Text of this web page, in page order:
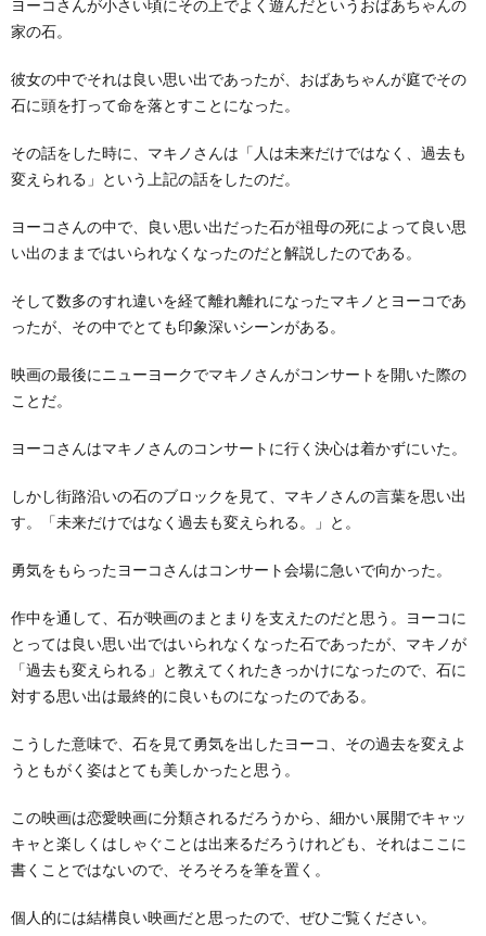
ヨーコさんが小さい頃にその上でよく遊んだというおばあちゃんの
家の石。
彼女の中でそれは良い思い出であったが、おばあちゃんが庭でその
石に頭を打って命を落とすことになった。
その話をした時に、マキノさんは「人は未来だけではなく、過去も
変えられる」という上記の話をしたのだ。
ヨーコさんの中で、良い思い出だった石が祖母の死によって良い思
い出のままではいられなくなったのだと解説したのである。
そして数多のすれ違いを経て離れ離れになったマキノとヨーコであ
ったが、その中でとても印象深いシーンがある。
映画の最後にニューヨークでマキノさんがコンサートを開いた際の
ことだ。
ヨーコさんはマキノさんのコンサートに行く決心は着かずにいた。
しかし街路沿いの石のブロックを見て、マキノさんの言葉を思い出
す。「未来だけではなく過去も変えられる。」と。
勇気をもらったヨーコさんはコンサート会場に急いで向かった。
作中を通して、石が映画のまとまりを支えたのだと思う。ヨーコに
とっては良い思い出ではいられなくなった石であったが、マキノが
「過去も変えられる」と教えてくれたきっかけになったので、石に
対する思い出は最終的に良いものになったのである。
こうした意味で、石を見て勇気を出したヨーコ、その過去を変えよ
うともがく姿はとても美しかったと思う。
この映画は恋愛映画に分類されるだろうから、細かい展開でキャッ
キャと楽しくはしゃぐことは出来るだろうけれども、それはここに
書くことではないので、そろそろを筆を置く。
個人的には結構良い映画だと思ったので、ぜひご覧ください。